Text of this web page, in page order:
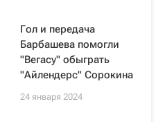
Гол и передача
Барбашева помогли
"Вегасу" обыграть
"Айлендерс" Сорокина
24 января 2024